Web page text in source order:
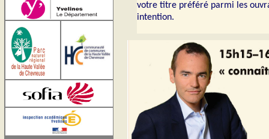
votre titre préféré parmi les
intention.